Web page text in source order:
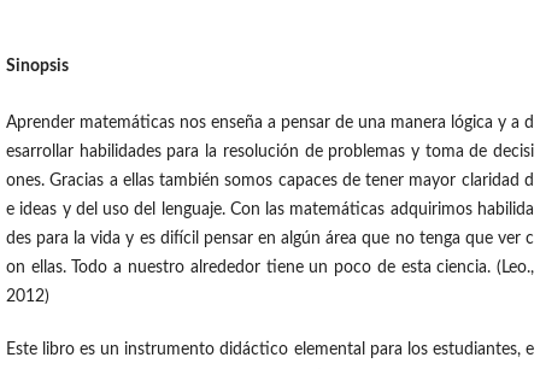
Sinopsis
Aprender matemáticas nos enseña a pensar de una manera lógica y a d
esarrollar habilidades para la resolución de problemas y toma de decisi
ones. Gracias a ellas también somos capaces de tener mayor claridad d
e ideas y del uso del lenguaje. Con las matemáticas adquirimos habilida
des para la vida y es difícil pensar en algún área que no tenga que ver c
on ellas. Todo a nuestro alrededor tiene un poco de esta ciencia. (Leo.,
2012)
Este libro es un instrumento didáctico elemental para los estudiantes, e